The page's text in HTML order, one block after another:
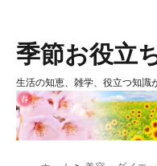
季節お役立
生活の知恵、雑学、役立つ知識